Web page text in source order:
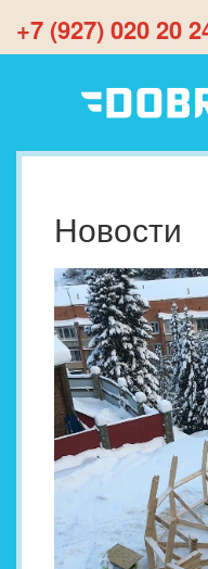
+7 (927) 020 20
Новости